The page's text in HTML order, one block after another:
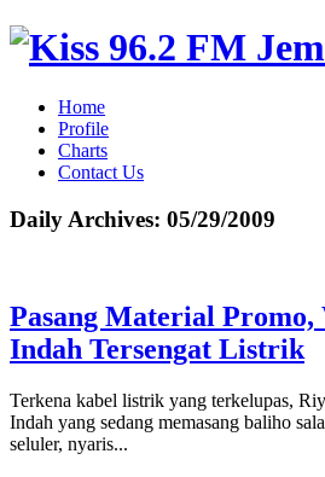
Home
Profile
Charts
Contact Us
Daily Archives: 05/29/2009
Pasang Material Promo,
Indah Tersengat Listrik
Terkena kabel listrik yang terkelupas,
Indah yang sedang memasang baliho
seluler, nyaris...